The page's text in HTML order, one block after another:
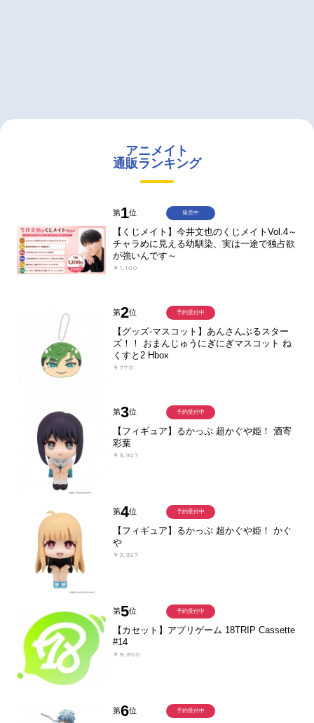
アニメイト
通販ランキング
第1位
【くじメイト】今井文也のくじメイトVol.4～
チャラめに見える幼馴染、実は一途で独占欲
が強いんです～
￥1,100
発売中
第2位
【グッズ-マスコット】あんさんぶるスター
ズ！！ おまんじゅうにぎにぎマスコット ね
くすと2 Hbox
￥770
予約受付中
第3位
【フィギュア】るかっぷ 超かぐや姫！ 酒寄
彩葉
￥3,927
予約受付中
第4位
【フィギュア】るかっぷ 超かぐや姫！ かぐ
や
￥3,927
予約受付中
第5位
【カセット】アプリゲーム 18TRIP Cassette
#14
￥8,800
予約受付中
第6位 予約受付中